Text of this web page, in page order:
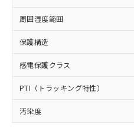
周囲湿度範囲
保護構造
感電保護クラス
PTI（トラッキング特性）
汚染度
お客様が当ウ
登録された部
および当社の
品・サービス
引・商談に必
をご了承くださ
の共同利用に関
用者の範囲」
※3 非含有証明書
下記の非含有証明書
EU RoHS指令（10
51物質の非含有証明
※本証明書は発行日
るもので、過去に遡
ものではありません。